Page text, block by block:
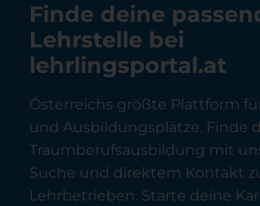
Finde deine
Lehrstelle bei
lehrlingsportal.at
Österreichs größte Plattform
und Ausbildungsplätze. Finde
Traumberufsausbildung mit
Suche und direktem Kontakt
Lehrbetrieben. Starte deine